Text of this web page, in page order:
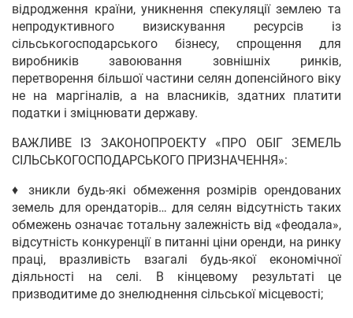
відродження країни, уникнення спекуляції землею та
непродуктивного визискування ресурсів із
сільськогосподарського бізнесу, спрощення для
виробників завоювання зовнішніх ринків,
перетворення більшої частини селян допенсійного віку
не на маргіналів, а на власників, здатних платити
податки і зміцнювати державу.
ВАЖЛИВЕ ІЗ ЗАКОНОПРОЕКТУ «ПРО ОБІГ ЗЕМЕЛЬ
СІЛЬСЬКОГОСПОДАРСЬКОГО ПРИЗНАЧЕННЯ»:
♦ зникли будь-які обмеження розмірів орендованих
земель для орендаторів… для селян відсутність таких
обмежень означає тотальну залежність від «феодала»,
відсутність конкуренції в питанні ціни оренди, на ринку
праці, вразливість взагалі будь-якої економічної
діяльності на селі. В кінцевому результаті це
призводитиме до знелюднення сільської місцевості;